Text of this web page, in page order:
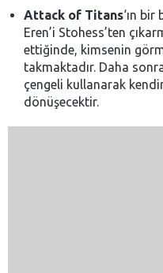
Attack of Titans‘ın
Eren’i Stohess’ten
ettiğinde, kimsenin
takmaktadır. Daha
çengeli kullanarak
dönüşecektir.